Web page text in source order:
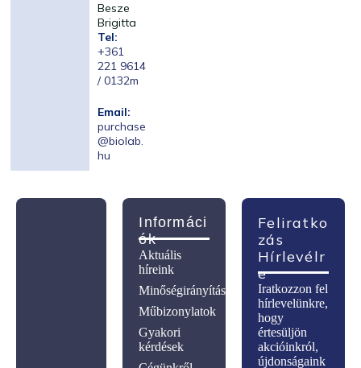
Besze
Brigitta
Tel:
+361
221 9614
/ 0132m
Email:
purchase
@biolab.
hu
Feliratko
Zás
Hírlevélr
E
Iratkozzon fel
hírlevelünkre,
hogy
értesüljön
akcióinkról,
újdonságaink
Informáci
Ók
Aktuális
híreink
Minőségirányítás
Műbizonylatok
Gyakori
kérdések